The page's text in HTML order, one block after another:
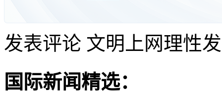
发表评论 文明上网理性
国际新闻精选：